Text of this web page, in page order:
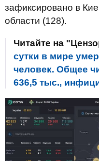
зафиксировано в
области (128).
Читайте на
сутки в мире
человек. Общее
636,5 тыс.,